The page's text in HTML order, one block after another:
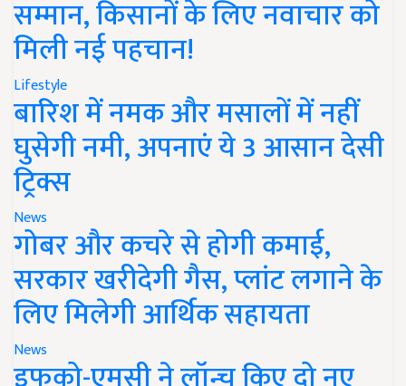
सम्मान, किसानों के लिए नवाचार को
मिली नई पहचान!
Lifestyle
बारिश में नमक और मसालों में नहीं
घुसेगी नमी, अपनाएं ये 3 आसान देसी
ट्रिक्स
News
गोबर और कचरे से होगी कमाई,
सरकार खरीदेगी गैस, प्लांट लगाने के
लिए मिलेगी आर्थिक सहायता
News